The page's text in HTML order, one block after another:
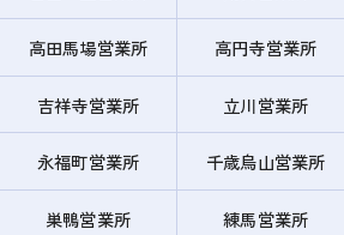
高田馬場営業所 高円寺営業所
吉祥寺営業所 立川営業所
永福町営業所 千歳烏山営業所
巣鴨営業所 練馬営業所